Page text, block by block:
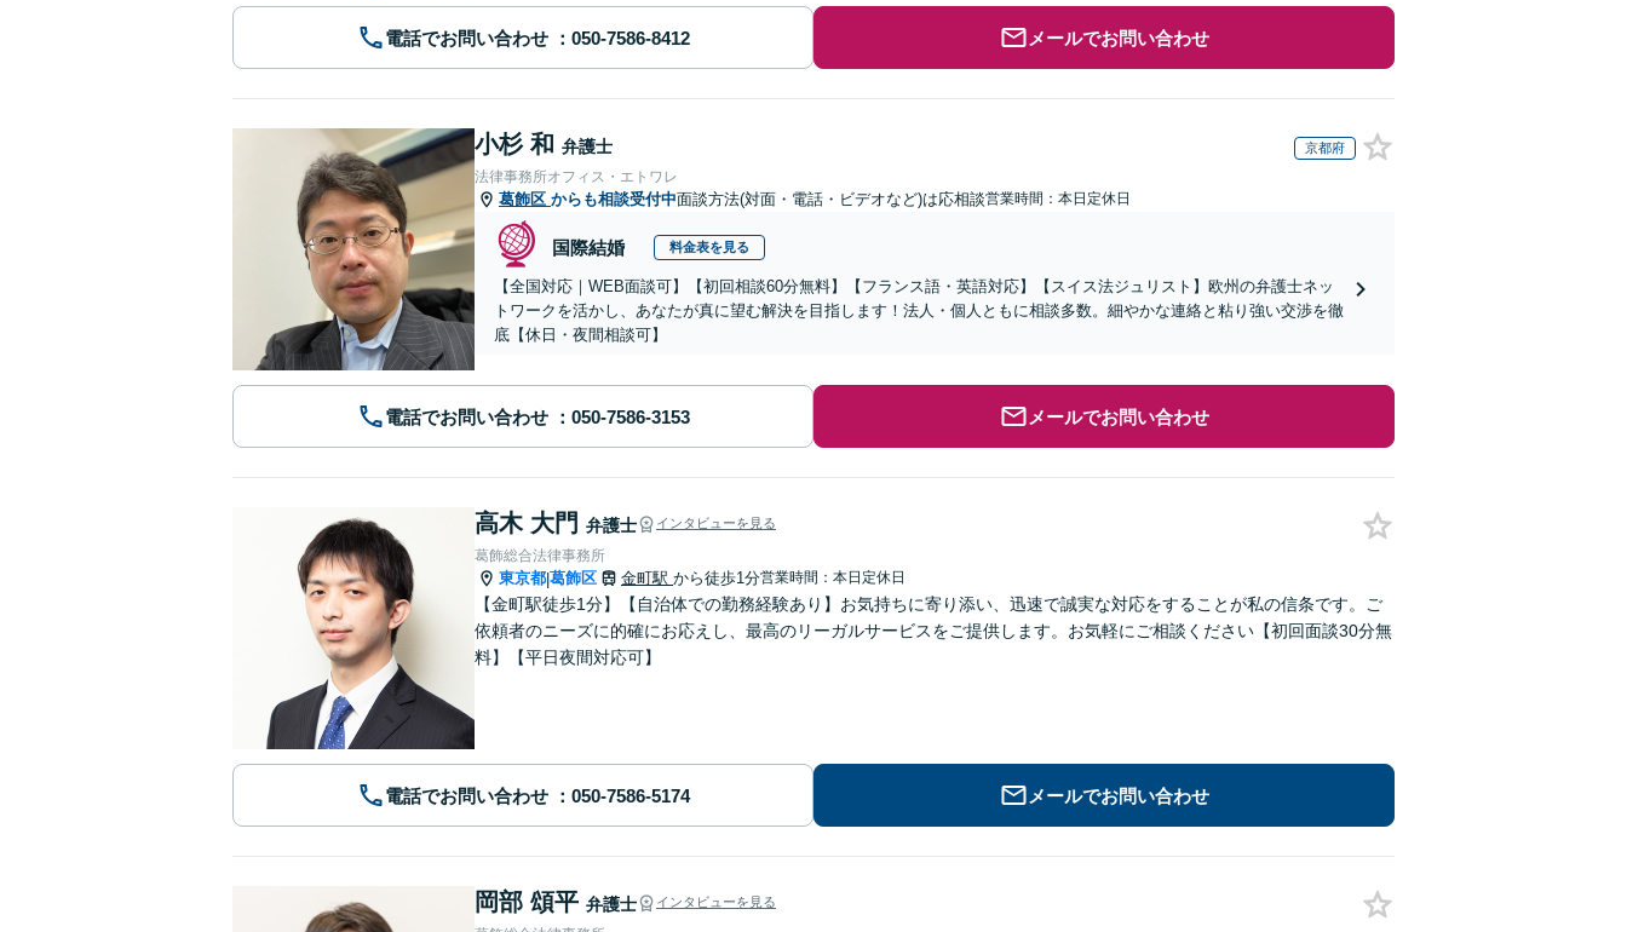
電話でお問い合わせ メールでお問い合わせ
小杉 和 弁護士 京都府
法律事務所オフィス・エトワレ
葛飾区 からも相談受付中面談方法(対面・電話・ビデオなど)は応相談営業時間：本日定休日
国際結婚 料金表を見る
【全国対応｜WEB面談可】【初回相談60分無料】【フランス語・英語対応】【スイス法ジュリスト】欧州の弁護士ネッ
トワークを活かし、あなたが真に望む解決を目指します！法人・個人ともに相談多数。細やかな連絡と粘り強い交渉を徹
底【休日・夜間相談可】
電話でお問い合わせ メールでお問い合わせ
高木 大門 弁護士 インタビューを見る
葛飾総合法律事務所
東京都|葛飾区 金町駅 から徒歩1分営業時間：本日定休日
【金町駅徒歩1分】【自治体での勤務経験あり】お気持ちに寄り添い、迅速で誠実な対応をすることが私の信条です。ご
依頼者のニーズに的確にお応えし、最高のリーガルサービスをご提供します。お気軽にご相談ください【初回面談30分無
料】【平日夜間対応可】
電話でお問い合わせ メールでお問い合わせ
岡部 頌平 弁護士 インタビューを見る